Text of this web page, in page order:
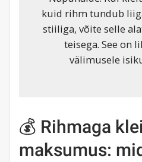
kuid rihm tundub
stiiliga, võite selle
teisega. See on
välimusele
💰 Rihmaga
maksumus: